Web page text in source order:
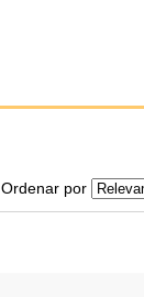
Ordenar por